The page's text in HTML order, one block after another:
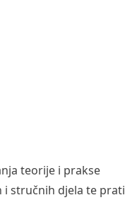
teorije i prakse
i stručnih djela te prati